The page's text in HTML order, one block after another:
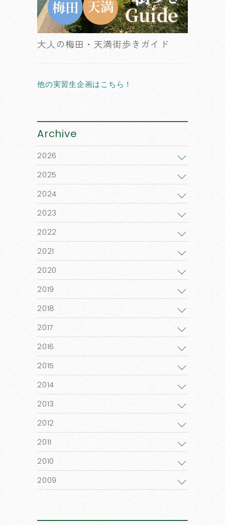
大人の梅田・天満街歩きガイド
他の実習生企画はこちら！
Archive
2026
2025
2024
2023
2022
2021
2020
2019
2018
2017
2016
2015
2014
2013
2012
2011
2010
2009